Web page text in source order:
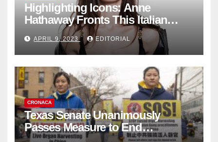
Highlighting Icons: Anne
Hathaway Fronts This Italian
Fashion Brand's Latest
Collection
APRIL 9, 2023 EDITORIAL
CRONACA
Texas Senate Unanimously
Passes Measure to End
Complicity in Beijing’s Forced